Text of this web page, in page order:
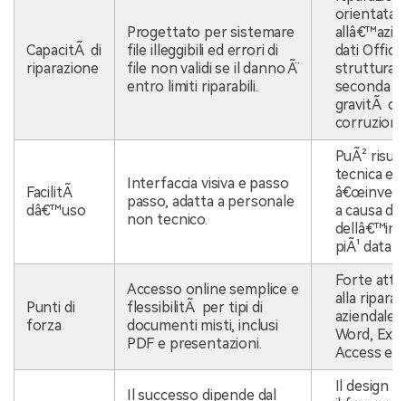
CapacitÃ di
riparazione
Progettato per sistemare
file illeggibili ed errori di
file non validi se il danno Ã¨
entro limiti riparabili.
orientata
dati Office
seconda
gravitÃ
FacilitÃ
dâ€™uso
Interfaccia visiva e passo
passo, adatta a personale
non tecnico.
PuÃ²
tecnica ed
a causa
piÃ¹
Punti di
forza
Accesso online semplice e
flessibilitÃ per tipi di
documenti misti, inclusi
PDF e presentazioni.
Forte
alla
aziendale
Word,
Access e
Il successo dipende dal
Il design